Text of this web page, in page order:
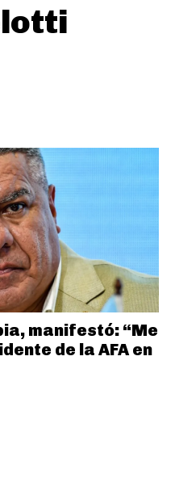
manifestó: “Me
de la AFA en